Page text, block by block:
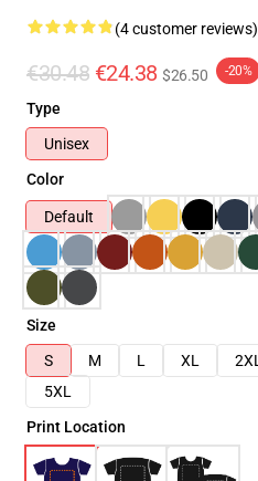
(4 customer reviews)
€30.48 €24.38 $26.50 -20%
Type
Unisex
Color
Default
Size
S
M L XL 2XL
5XL
Print Location